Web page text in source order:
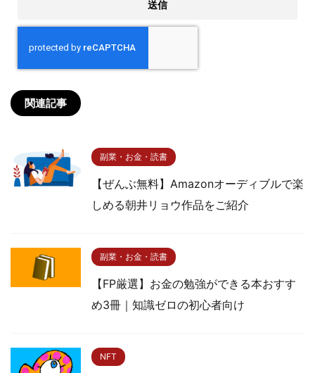
関連記事
副業・お金・読書
【ぜんぶ無料】Amazonオーディブルで楽
しめる朝井リョウ作品をご紹介
副業・お金・読書
【FP厳選】お金の勉強ができる本おすす
め3冊｜知識ゼロの初心者向け
NFT